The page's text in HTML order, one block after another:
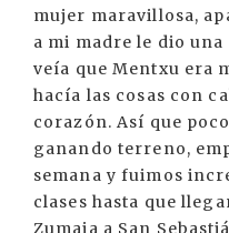
mujer maravillosa,
a mi madre le dio
veía que Mentxu era
hacía las cosas con
corazón. Así que
ganando terreno,
semana y fuimos
clases hasta que
Zumaia a San